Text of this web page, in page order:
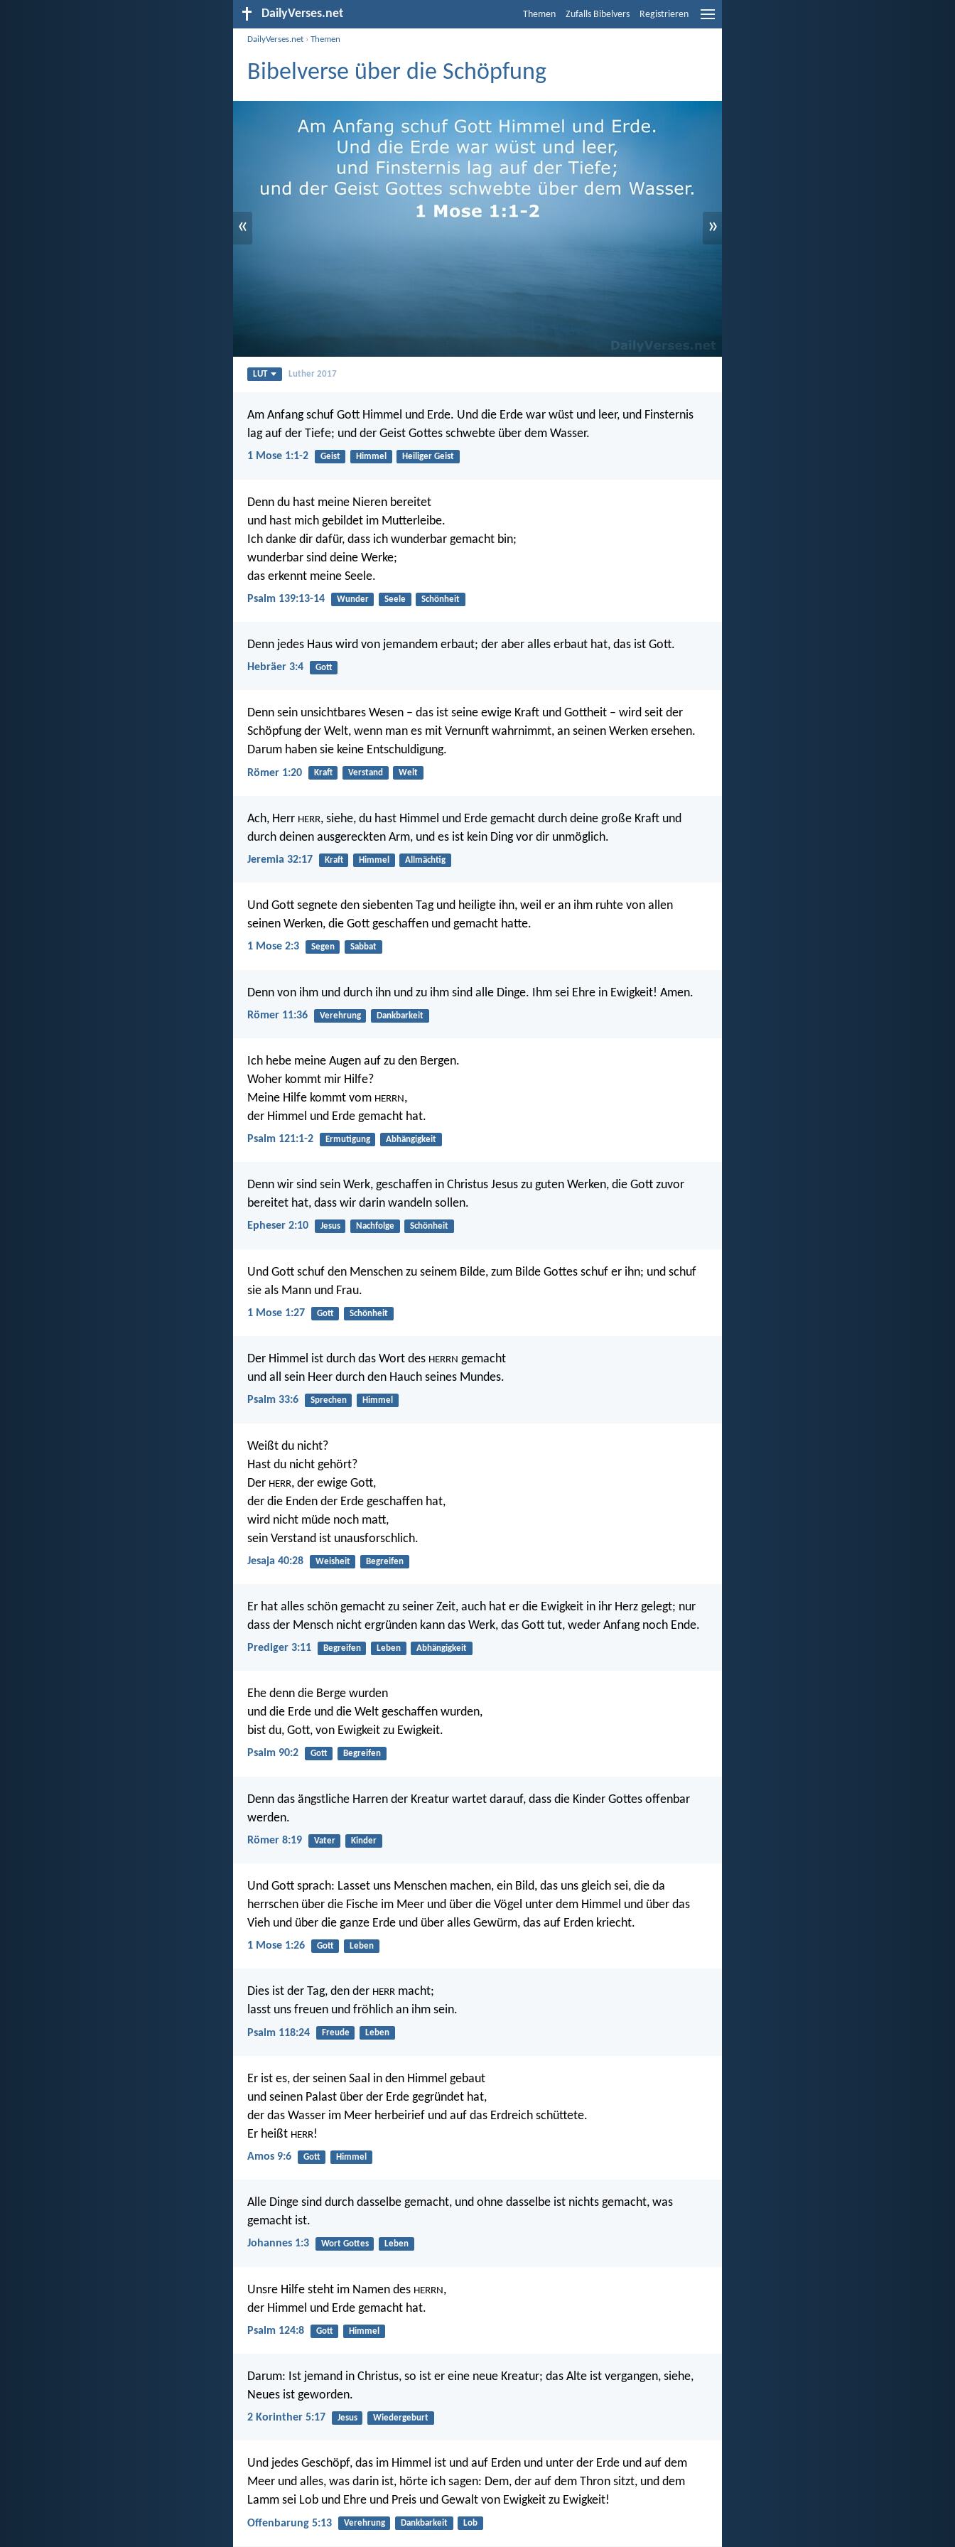
DailyVerses.net Themen Zufalls Bibelvers Registrieren
DailyVerses.net ›Themen
Bibelverse über die Schöpfung
« »
LUT Luther 2017
Am Anfang schuf Gott Himmel und Erde. Und die Erde war wüst und leer, und Finsternis
lag auf der Tiefe; und der Geist Gottes schwebte über dem Wasser.
1 Mose 1:1-2 Geist Himmel Heiliger Geist
Denn du hast meine Nieren bereitet
und hast mich gebildet im Mutterleibe.
Ich danke dir dafür, dass ich wunderbar gemacht bin;
wunderbar sind deine Werke;
das erkennt meine Seele.
Psalm 139:13-14 Wunder Seele Schönheit
Denn jedes Haus wird von jemandem erbaut; der aber alles erbaut hat, das ist Gott.
Hebräer 3:4 Gott
Denn sein unsichtbares Wesen – das ist seine ewige Kraft und Gottheit – wird seit der
Schöpfung der Welt, wenn man es mit Vernunft wahrnimmt, an seinen Werken ersehen.
Darum haben sie keine Entschuldigung.
Römer 1:20 Kraft Verstand Welt
Ach, Herr HERR, siehe, du hast Himmel und Erde gemacht durch deine große Kraft und
durch deinen ausgereckten Arm, und es ist kein Ding vor dir unmöglich.
Jeremia 32:17 Kraft Himmel Allmächtig
Und Gott segnete den siebenten Tag und heiligte ihn, weil er an ihm ruhte von allen
seinen Werken, die Gott geschaffen und gemacht hatte.
1 Mose 2:3 Segen Sabbat
Denn von ihm und durch ihn und zu ihm sind alle Dinge. Ihm sei Ehre in Ewigkeit! Amen.
Römer 11:36 Verehrung Dankbarkeit
Ich hebe meine Augen auf zu den Bergen.
Woher kommt mir Hilfe?
Meine Hilfe kommt vom HERRN ,
der Himmel und Erde gemacht hat.
Psalm 121:1-2 Ermutigung Abhängigkeit
Denn wir sind sein Werk, geschaffen in Christus Jesus zu guten Werken, die Gott zuvor
bereitet hat, dass wir darin wandeln sollen.
Epheser 2:10 Jesus Nachfolge Schönheit
Und Gott schuf den Menschen zu seinem Bilde, zum Bilde Gottes schuf er ihn; und schuf
sie als Mann und Frau.
1 Mose 1:27 Gott Schönheit
Der Himmel ist durch das Wort des HERRN gemacht
und all sein Heer durch den Hauch seines Mundes.
Psalm 33:6 Sprechen Himmel
Weißt du nicht?
Hast du nicht gehört?
Der HERR, der ewige Gott,
der die Enden der Erde geschaffen hat,
wird nicht müde noch matt,
sein Verstand ist unausforschlich.
Jesaja 40:28 Weisheit Begreifen
Er hat alles schön gemacht zu seiner Zeit, auch hat er die Ewigkeit in ihr Herz gelegt; nur
dass der Mensch nicht ergründen kann das Werk, das Gott tut, weder Anfang noch Ende.
Prediger 3:11 Begreifen Leben Abhängigkeit
Ehe denn die Berge wurden
und die Erde und die Welt geschaffen wurden,
bist du, Gott, von Ewigkeit zu Ewigkeit.
Psalm 90:2 Gott Begreifen
Denn das ängstliche Harren der Kreatur wartet darauf, dass die Kinder Gottes offenbar
werden.
Römer 8:19 Vater Kinder
Und Gott sprach: Lasset uns Menschen machen, ein Bild, das uns gleich sei, die da
herrschen über die Fische im Meer und über die Vögel unter dem Himmel und über das
Vieh und über die ganze Erde und über alles Gewürm, das auf Erden kriecht.
1 Mose 1:26 Gott Leben
Dies ist der Tag, den der HERR macht;
lasst uns freuen und fröhlich an ihm sein.
Psalm 118:24 Freude Leben
Er ist es, der seinen Saal in den Himmel gebaut
und seinen Palast über der Erde gegründet hat,
der das Wasser im Meer herbeirief und auf das Erdreich schüttete.
Er heißt HERR!
Amos 9:6 Gott Himmel
Alle Dinge sind durch dasselbe gemacht, und ohne dasselbe ist nichts gemacht, was
gemacht ist.
Johannes 1:3 Wort Gottes Leben
Unsre Hilfe steht im Namen des HERRN,
der Himmel und Erde gemacht hat.
Psalm 124:8 Gott Himmel
Darum: Ist jemand in Christus, so ist er eine neue Kreatur; das Alte ist vergangen, siehe,
Neues ist geworden.
2 Korinther 5:17 Jesus Wiedergeburt
Und jedes Geschöpf, das im Himmel ist und auf Erden und unter der Erde und auf dem
Meer und alles, was darin ist, hörte ich sagen: Dem, der auf dem Thron sitzt, und dem
Lamm sei Lob und Ehre und Preis und Gewalt von Ewigkeit zu Ewigkeit!
Offenbarung 5:13 Verehrung Dankbarkeit Lob